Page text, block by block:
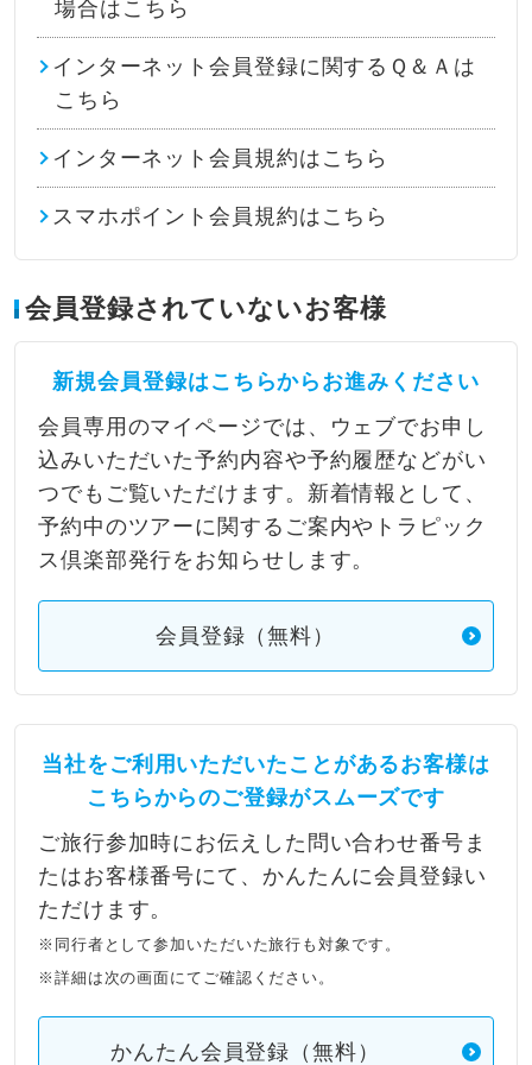
場合はこちら
インターネット会員登録に関するＱ＆Ａは
こちら
インターネット会員規約はこちら
スマホポイント会員規約はこちら
会員登録されていないお客様
新規会員登録はこちらからお進みください
会員専用のマイページでは、ウェブでお申し
込みいただいた予約内容や予約履歴などがい
つでもご覧いただけます。新着情報として、
予約中のツアーに関するご案内やトラピック
ス倶楽部発行をお知らせします。
会員登録（無料）
当社をご利用いただいたことがあるお客様は
こちらからのご登録がスムーズです
ご旅行参加時にお伝えした問い合わせ番号ま
たはお客様番号にて、かんたんに会員登録い
ただけます。
※同行者として参加いただいた旅行も対象です。
※詳細は次の画面にてご確認ください。
かんたん会員登録（無料）